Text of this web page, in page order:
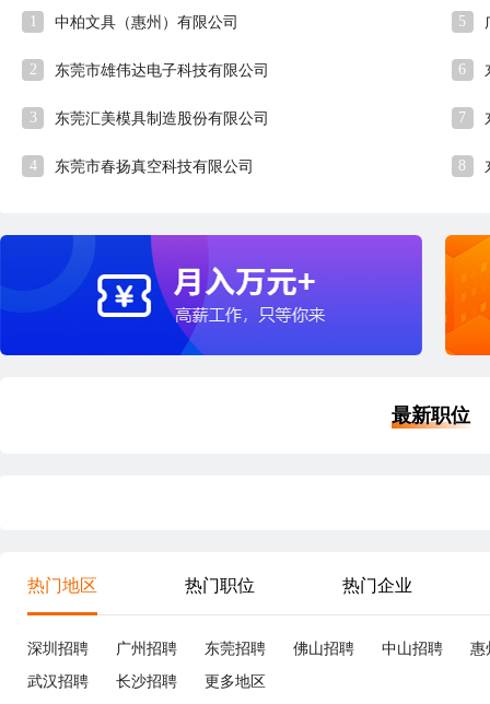
1 中柏文具（惠州）有限公司
2 东莞市雄伟达电子科技有限公司
3 东莞汇美模具制造股份有限公司
4 东莞市春扬真空科技有限公司
5
6
7
8
最新职位
热门地区 热门职位 热门企业
深圳招聘 广州招聘 东莞招聘 佛山招聘 中山招聘
惠
武汉招聘
长沙招聘 更多地区